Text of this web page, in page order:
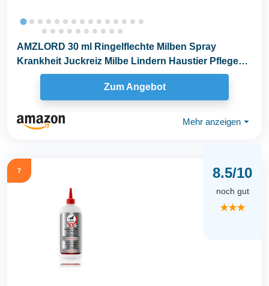
AMZLORD 30 ml Ringelflechte Milben Spray
Krankheit Juckreiz Milbe Lindern Haustier Pflege
Spray...
Zum Angebot
Mehr anzeigen ⏷
7 8.5/10
noch gut
★★★